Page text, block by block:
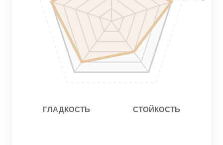
СТОЙКОСТЬ
ГЛАДКОСТЬ